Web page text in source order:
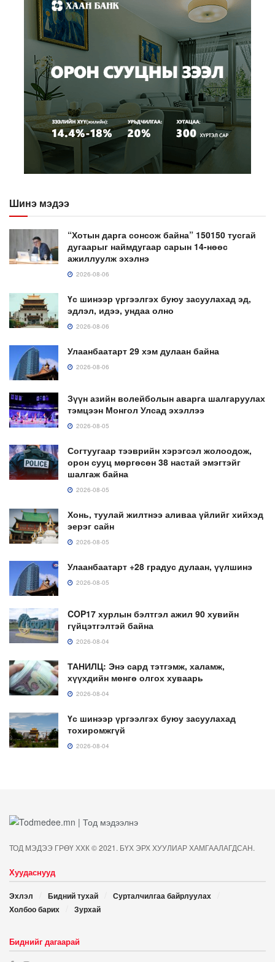
Шинэ мэдээ
“Хотын дарга сонсож байна” 150150 тусгай
дугаарыг наймдугаар сарын 14-нөөс
ажиллуулж эхэлнэ
2026-08-06
Үс шинээр үргээлгэх буюу засуулахад эд,
эдлэл, идээ, ундаа олно
2026-08-06
Улаанбаатарт 29 хэм дулаан байна
2026-08-06
Зүүн азийн волейболын аварга шалгаруулах
тэмцээн Монгол Улсад эхэллээ
2026-08-05
Согтуугаар тээврийн хэрэгсэл жолоодож,
орон сууц мөргөсөн 38 настай эмэгтэйг
шалгаж байна
2026-08-05
Хонь, туулай жилтнээ аливаа үйлийг хийхэд
эерэг сайн
2026-08-05
Улаанбаатарт +28 градус дулаан, үүлшинэ
2026-08-05
COP17 хурлын бэлтгэл ажил 90 хувийн
гүйцэтгэлтэй байна
2026-08-04
ТАНИЛЦ: Энэ сард тэтгэмж, халамж,
хүүхдийн мөнгө олгох хуваарь
2026-08-04
Үс шинээр үргээлгэх буюу засуулахад
тохиромжгүй
2026-08-04
ТОД МЭДЭЭ ГРӨҮ ХХК © 2021. БҮХ ЭРХ ХУУЛИАР ХАМГААЛАГДСАН.
Хуудаснууд
Эхлэл Бидний тухай
Сурталчилгаа байрлуулах
Холбоо барих
Зурхай
Биднийг дагаарай